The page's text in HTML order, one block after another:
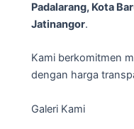
Padalarang, Kota
Jatinangor.
Kami berkomitmen
dengan harga
Galeri Kami